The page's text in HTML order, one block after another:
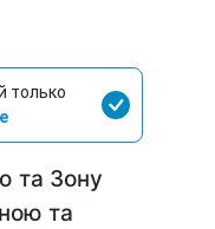
только
та Зону
та